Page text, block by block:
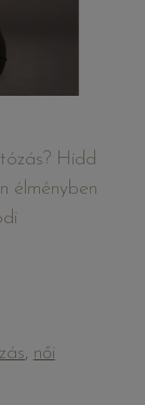
Hidd
élményben
, női